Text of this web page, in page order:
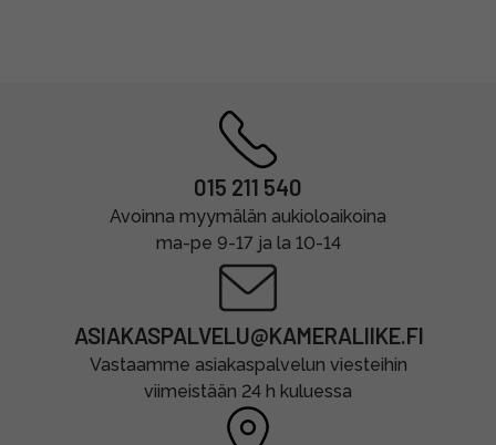
015 211 540
Avoinna myymälän aukioloaikoina
ma-pe 9-17 ja la 10-14
ASIAKASPALVELU@KAMERALIIKE.FI
Vastaamme asiakaspalvelun viesteihin
viimeistään 24 h kuluessa